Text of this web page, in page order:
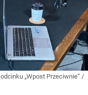
„Wpost Przeciwnie” /